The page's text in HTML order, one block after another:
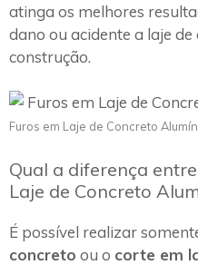
atinga os melhores
dano ou acidente a laje
construção.
Furos em Laje de Concreto
Qual a diferença
Laje de Concreto
É possível realizar
concreto ou o corte em